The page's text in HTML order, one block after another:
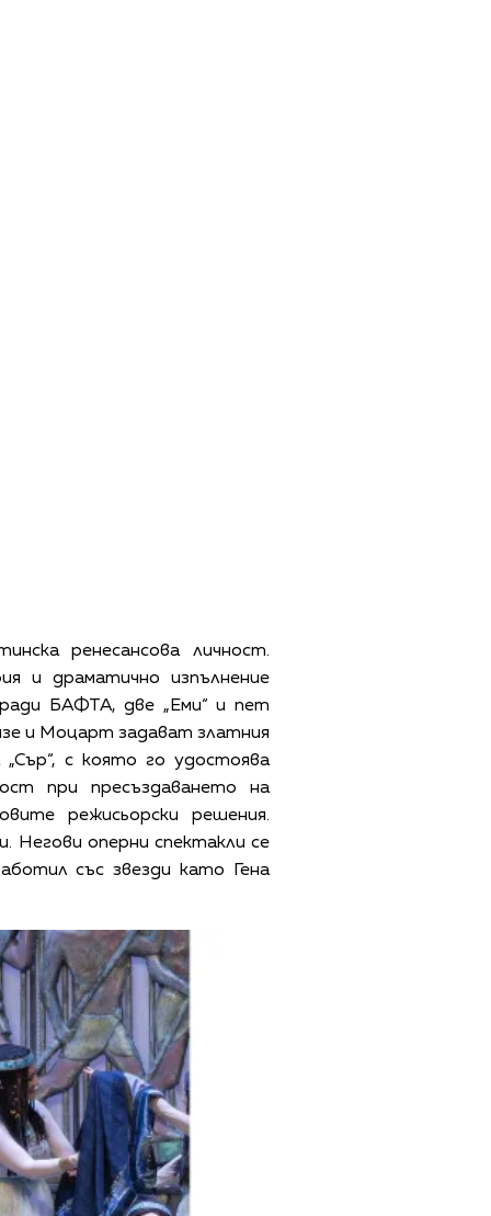
ренесансова личност.
и драматично изпълнение
БАФТА, две „Еми“ и пет
и Моцарт задават златния
с която го удостоява
при пресъздаването на
режисьорски решения.
оперни спектакли се
със звезди като Гена